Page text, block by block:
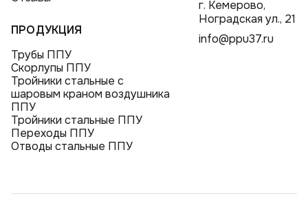
ПРОДУКЦИЯ
Трубы ППУ
Скорлупы ППУ
Тройники стальные с
шаровым краном воздушника
ППУ
Тройники стальные ППУ
Переходы ППУ
Отводы стальные ППУ
г. Кемерово,
Ноградская ул., 21
info@ppu37.ru